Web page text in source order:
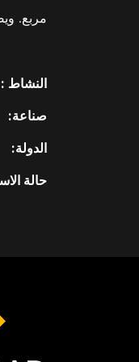
مربع. ويضم
النشاط :
صناعة:
الدولة:
حالة